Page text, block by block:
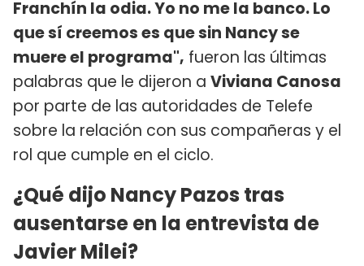
Franchín la odia. Yo no me la banco. Lo
que sí creemos es que sin Nancy se
muere el programa", fueron las últimas
palabras que le dijeron a Viviana Canosa
por parte de las autoridades de Telefe
sobre la relación con sus compañeras y el
rol que cumple en el ciclo.
¿Qué dijo Nancy Pazos tras
ausentarse en la entrevista de
Javier Milei?